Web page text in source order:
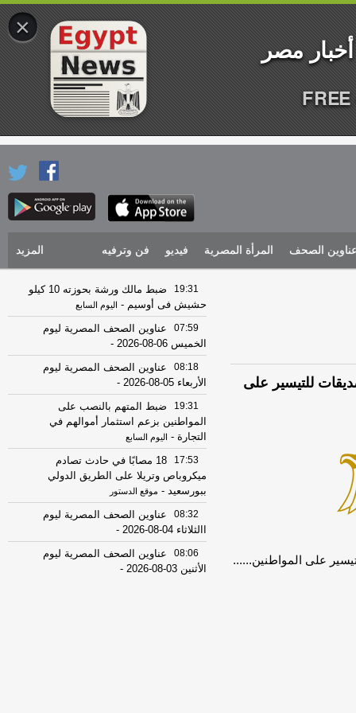
الصحف المرأة المصرية فيديو فن وترفيه المزيد
للتيسير على
على المواطنين......
19:31
ضبط مالك ورشة بحوزته 10 كيلو
حشيش فى أوسيم - اليوم السابع
07:59
عناوين الصحف المصرية ليوم
الخميس 06-08-2026
-
08:18
عناوين الصحف المصرية ليوم
الأربعاء 05-08-2026
-
19:31
ضبط المتهم بالنصب على
المواطنين بزعم استثمار أموالهم في
التجارة - اليوم السابع
17:53
18 مصابًا في حادث تصادم
ميكروباص وتريلا على الطريق الدولي
ببورسعيد - موقع الدستور
08:32
عناوين الصحف المصرية ليوم
االثلاثاء 04-08-2026
-
08:06
عناوين الصحف المصرية ليوم
الأثنين 03-08-2026
-
×